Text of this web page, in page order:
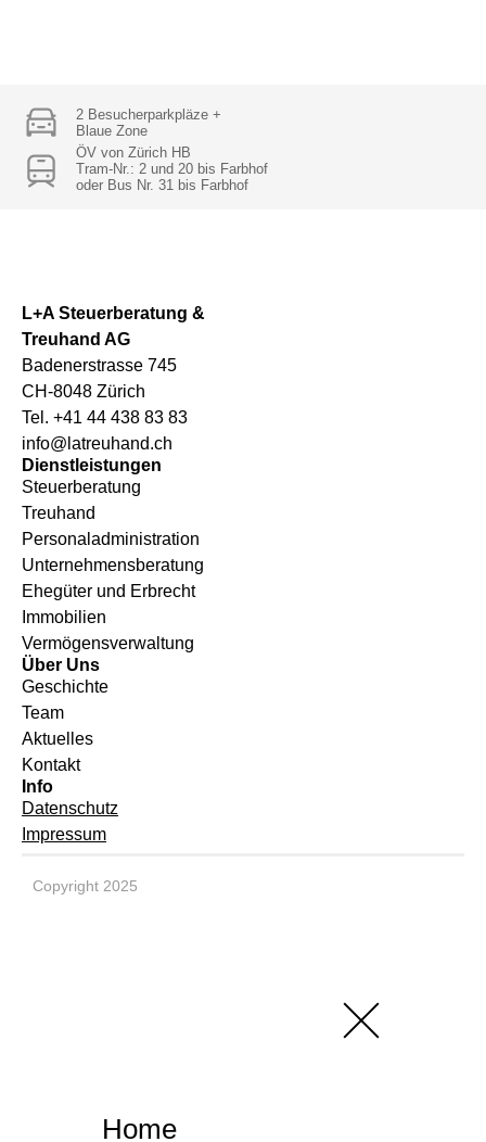
2 Besucherparkpläze +
Blaue Zone
ÖV von Zürich HB
Tram-Nr.: 2 und 20 bis Farbhof
oder Bus Nr. 31 bis Farbhof
L+A Steuerberatung &
Treuhand AG
Badenerstrasse 745
CH-8048 Zürich
Tel. +41 44 438 83 83
info@latreuhand.ch
Dienstleistungen
Steuerberatung
Treuhand
Personaladministration
Unternehmensberatung
Ehegüter und Erbrecht
Immobilien
Vermögensverwaltung
Über Uns
Geschichte
Team
Aktuelles
Kontakt
Info
Datenschutz
Impressum
Copyright 2025
Home